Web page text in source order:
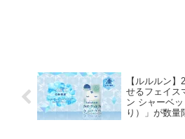
【ルルルン
せるフェイス
ン シャーベ
り）」が数量